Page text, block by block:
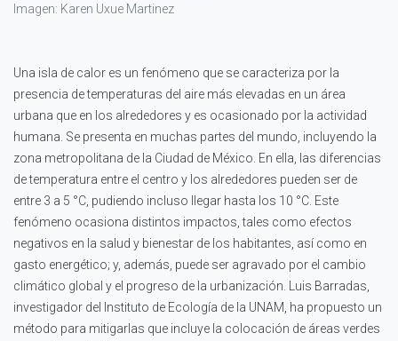
Imagen: Karen Uxue Martinez
Una isla de calor es un fenómeno que se caracteriza por la
presencia de temperaturas del aire más elevadas en un área
urbana que en los alrededores y es ocasionado por la actividad
humana. Se presenta en muchas partes del mundo, incluyendo la
zona metropolitana de la Ciudad de México. En ella, las diferencias
de temperatura entre el centro y los alrededores pueden ser de
entre 3 a 5 °C, pudiendo incluso llegar hasta los 10 °C. Este
fenómeno ocasiona distintos impactos, tales como efectos
negativos en la salud y bienestar de los habitantes, así como en
gasto energético; y, además, puede ser agravado por el cambio
climático global y el progreso de la urbanización. Luis Barradas,
investigador del Instituto de Ecología de la UNAM, ha propuesto un
método para mitigarlas que incluye la colocación de áreas verdes